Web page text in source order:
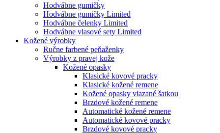
Hodvábne gumičky
Hodvábne gumičky Limited
Hodvábne čelenky Limited
Hodvábne vlasové sety Limited
Kožené výrobky
Ručne farbené peňaženky
Výrobky z pravej kože
Kožené opasky
Klasické kovové pracky
Klasické kožené remene
Kožené opasky viazané šatkou
Brzdové kožené remene
Automatické kožené remene
Automatické kovové pracky
Brzdové kovové pracky